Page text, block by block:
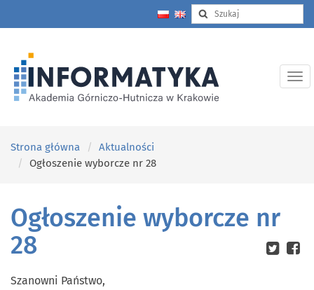
Strona główna
Aktualności
Ogłoszenie wyborcze nr 28
Ogłoszenie wyborcze nr
28
Szanowni Państwo,